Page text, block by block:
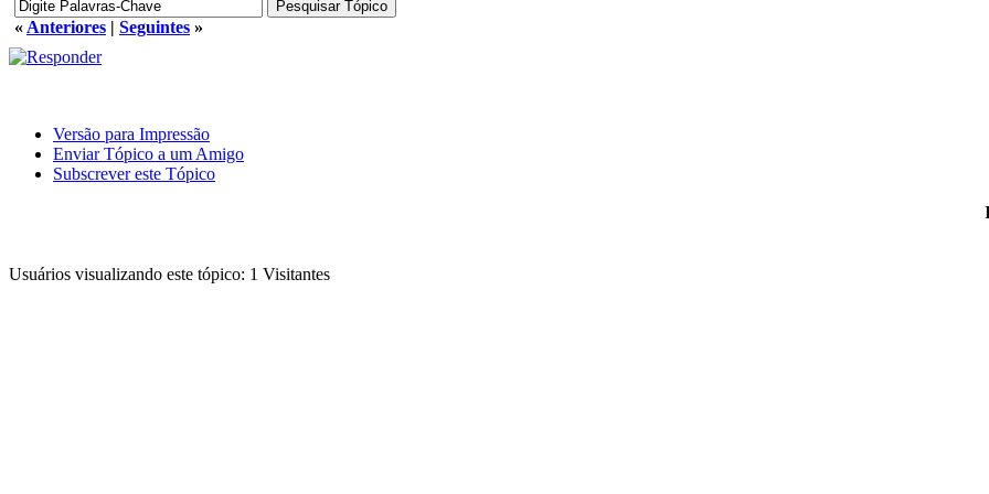
« Anteriores | Seguintes »
Versão para Impressão
Enviar Tópico a um Amigo
Subscrever este Tópico
Usuários visualizando este tópico: 1 Visitantes